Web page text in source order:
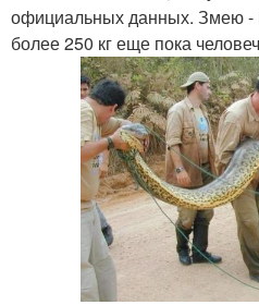
официальных данных. Змею -
более 250 кг еще пока